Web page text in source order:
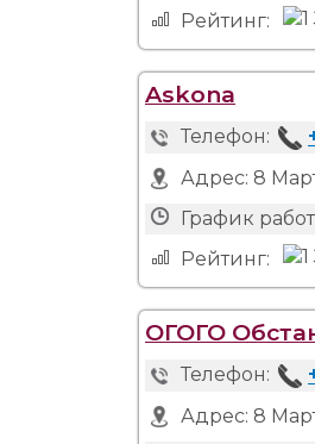
Рейтинг:
Askona
Телефон:
Адрес: 8
График
Рейтинг:
ОГОГО
Телефон:
Адрес: 8